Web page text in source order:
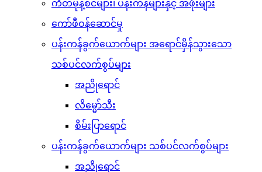
ကိတ်မုန့်စင်များ၊ ပန်းကန်များနှင့် အဖုံးများ
ကော်ဖီဝန်ဆောင်မှု
ပန်းကန်ခွက်ယောက်များ အရောင်မှိန်သွားသော
သစ်ပင်လက်စွပ်များ
အညိုရောင်
လိမ္မော်သီး
စိမ်းပြာရောင်
ပန်းကန်ခွက်ယောက်များ သစ်ပင်လက်စွပ်များ
အညိုရောင်